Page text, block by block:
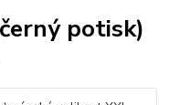
potisk)